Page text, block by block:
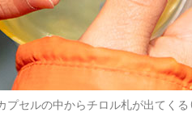
セルの中からチロル札が出てくる